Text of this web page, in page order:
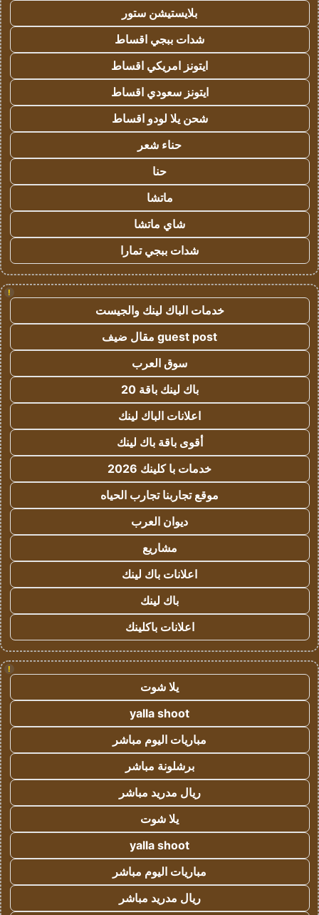
بلايستيشن ستور
شدات ببجي اقساط
ايتونز امريكي اقساط
ايتونز سعودي اقساط
شحن يلا لودو اقساط
حناء شعر
حنا
ماتشا
شاي ماتشا
شدات ببجي تمارا
!
خدمات الباك لينك والجيست
guest post مقال ضيف
سوق العرب
باك لينك باقة 20
اعلانات الباك لينك
أقوى باقة باك لينك
خدمات با كلينك 2026
موقع تجاربنا تجارب الحياه
ديوان العرب
مشاريع
اعلانات باك لينك
باك لينك
اعلانات باكلينك
!
يلا شوت
yalla shoot
مباريات اليوم مباشر
برشلونة مباشر
ريال مدريد مباشر
يلا شوت
yalla shoot
مباريات اليوم مباشر
ريال مدريد مباشر